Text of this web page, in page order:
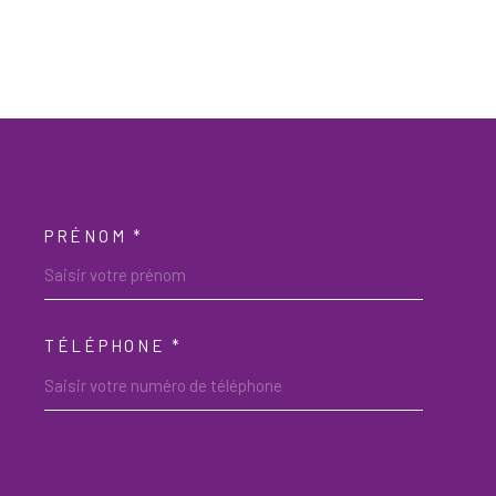
PRÉNOM *
TÉLÉPHONE *